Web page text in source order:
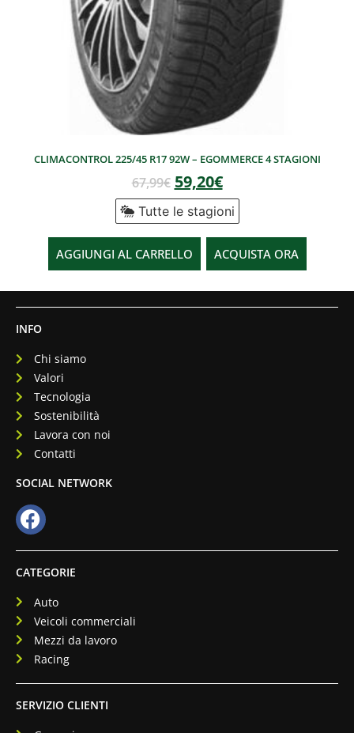
CLIMACONTROL 225/45 R17 92W – EGOMMERCE 4 STAGIONI
67,99€ 59,20€
Tutte le stagioni
AGGIUNGI AL CARRELLO ACQUISTA ORA
CATEGORIE
Auto
Veicoli commerciali
Mezzi da lavoro
Racing
INFO
Chi siamo
Valori
Tecnologia
Sostenibilità
Lavora con noi
Contatti
SOCIAL NETWORK
SERVIZIO CLIENTI